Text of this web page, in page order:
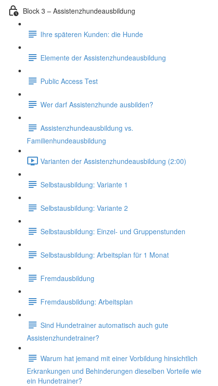
Block 3 – Assistenzhundeausbildung
Ihre späteren Kunden: die Hunde
Elemente der Assistenzhundeausbildung
Public Access Test
Wer darf Assistenzhunde ausbilden?
Assistenzhundeausbildung vs.
Familienhundeausbildung
Varianten der Assistenzhundeausbildung (2:00)
Selbstausbildung: Variante 1
Selbstausbildung: Variante 2
Selbstausbildung: Einzel- und Gruppenstunden
Selbstausbildung: Arbeitsplan für 1 Monat
Fremdausbildung
Fremdausbildung: Arbeitsplan
Sind Hundetrainer automatisch auch gute
Assistenzhundetrainer?
Warum hat jemand mit einer Vorbildung hinsichtlich
Erkrankungen und Behinderungen dieselben Vorteile wie
ein Hundetrainer?